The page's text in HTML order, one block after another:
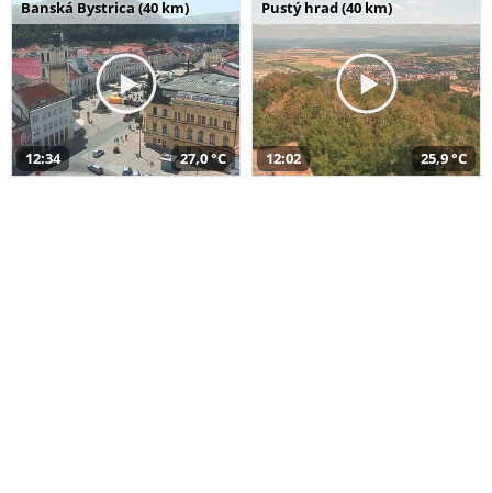
Banská Bystrica (40 km)
12:34 27,0 °C
Pustý hrad (40 km)
12:02 25,9 °C